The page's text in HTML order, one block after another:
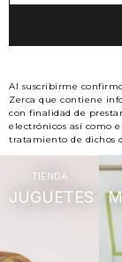
Al suscribirme
Zerca que contiene
con finalidad de
electrónicos así como
tratamiento de dichos
TIENDA
JUGUETES